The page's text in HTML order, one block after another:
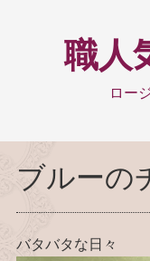
職人
ロー
ブルーの
バタバタな日々